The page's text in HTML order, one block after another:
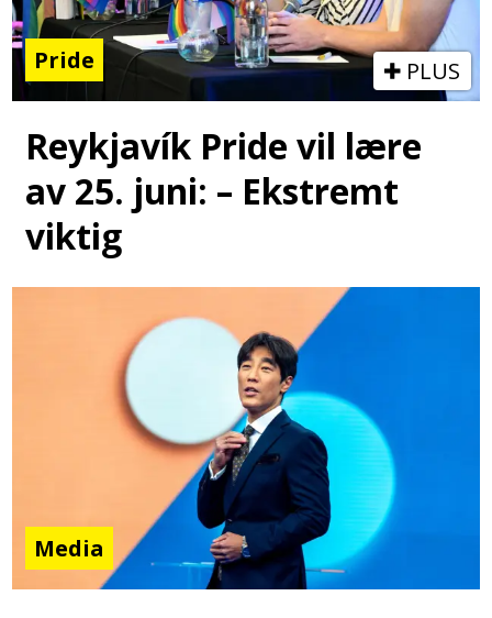
Pride PLUS
Reykjavík Pride vil lære
av 25. juni: – Ekstremt
viktig
Media